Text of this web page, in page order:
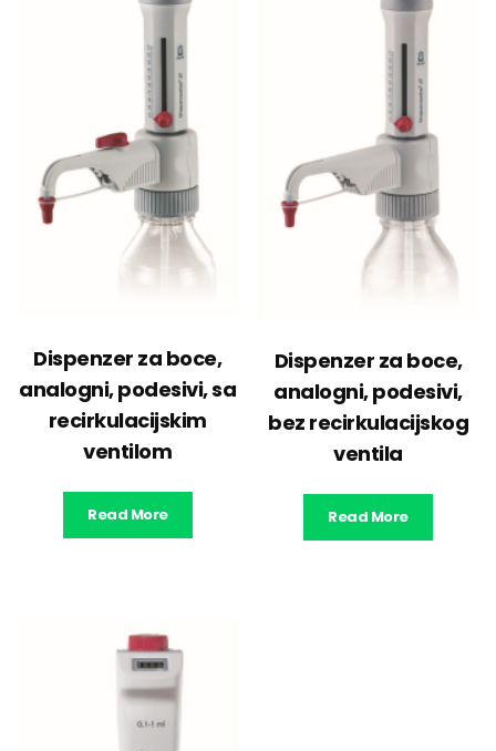
Dispenzer za boce,
analogni, podesivi, sa
recirkulacijskim
ventilom
Read More
Dispenzer za boce,
analogni, podesivi,
bez recirkulacijskog
ventila
Read More